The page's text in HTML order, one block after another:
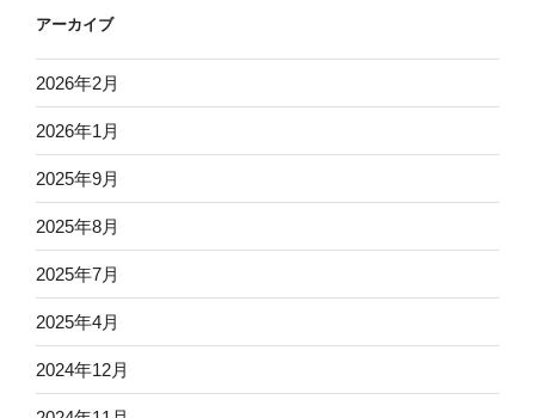
アーカイブ
2026年2月
2026年1月
2025年9月
2025年8月
2025年7月
2025年4月
2024年12月